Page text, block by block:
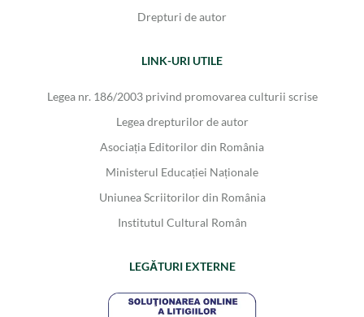
Drepturi de autor
LINK-URI UTILE
Legea nr. 186/2003 privind promovarea culturii scrise
Legea drepturilor de autor
Asociația Editorilor din România
Ministerul Educației Naționale
Uniunea Scriitorilor din România
Institutul Cultural Român
LEGĂTURI EXTERNE